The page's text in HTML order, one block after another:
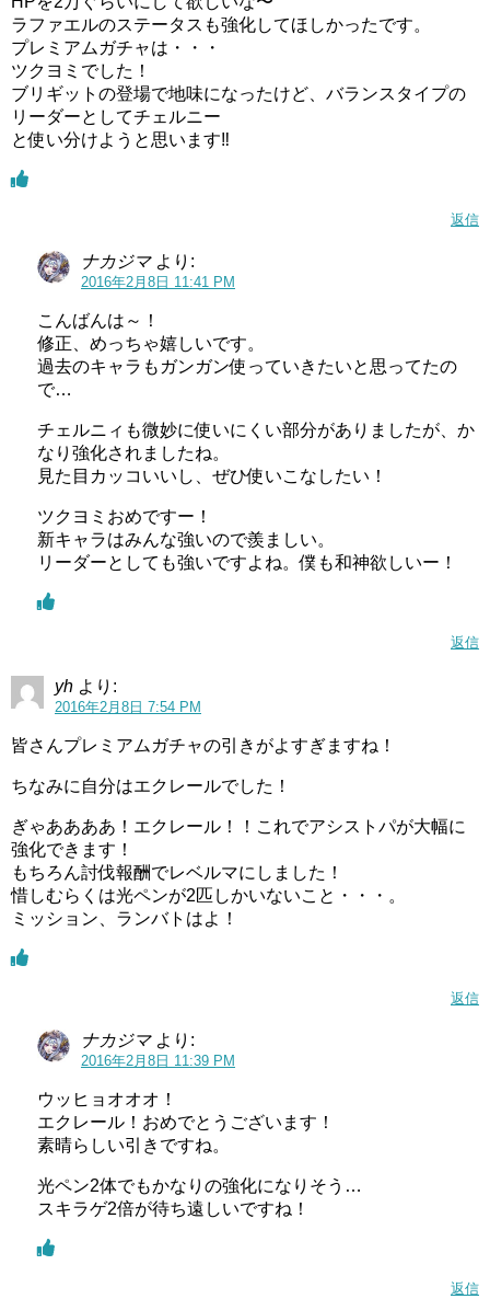
ラファエルのステータスも強化してほしかったです。
プレミアムガチャは・・・
ツクヨミでした！
ブリギットの登場で地味になったけど、バランスタイプの
リーダーとしてチェルニー
と使い分けようと思います‼
返信
ナカジマ より:
2016年2月8日 11:41 PM
こんばんは～！
修正、めっちゃ嬉しいです。
過去のキャラもガンガン使っていきたいと思ってたの
で…
チェルニィも微妙に使いにくい部分がありましたが、か
なり強化されましたね。
見た目カッコいいし、ぜひ使いこなしたい！
ツクヨミおめですー！
新キャラはみんな強いので羨ましい。
リーダーとしても強いですよね。僕も和神欲しいー！
返信
yh より:
2016年2月8日 7:54 PM
皆さんプレミアムガチャの引きがよすぎますね！
ちなみに自分はエクレールでした！
ぎゃああああ！エクレール！！これでアシストパが大幅に
強化できます！
もちろん討伐報酬でレベルマにしました！
惜しむらくは光ペンが2匹しかいないこと・・・。
ミッション、ランバトはよ！
返信
ナカジマ より:
2016年2月8日 11:39 PM
ウッヒョオオオ！
エクレール！おめでとうございます！
素晴らしい引きですね。
光ペン2体でもかなりの強化になりそう…
スキラゲ2倍が待ち遠しいですね！
返信